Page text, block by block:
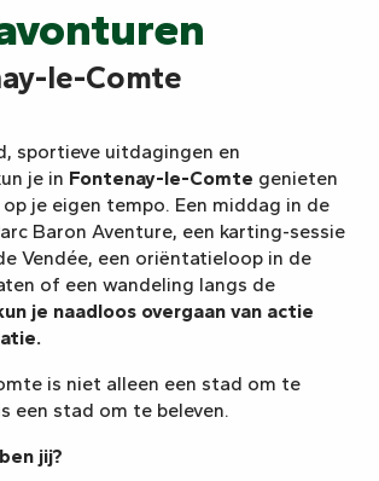
le-Comte
sportieve uitdagingen en
je in Fontenay-le-Comte genieten
je eigen tempo. Een middag in de
Baron Aventure, een karting-sessie
Vendée, een oriëntatieloop in de
of een wandeling langs de
je naadloos overgaan van actie
is niet alleen een stad om te
een stad om te beleven.
jij?